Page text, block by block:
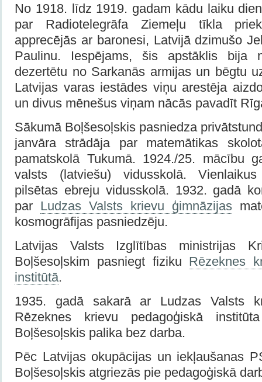
No 1918. līdz 1919. gadam kādu laiku
par Radiotelegrāfa Ziemeļu tīkla
apprecējās ar baronesi, Latvijā dzimušo
Paulinu. Iespējams, šis apstāklis bija
dezertētu no Sarkanās armijas un bēgtu
Latvijas varas iestādes viņu arestēja
un divus mēnešus viņam nācās pavadīt
Sākumā Boļšesoļskis pasniedza
janvāra strādāja par matemātikas
pamatskolā Tukumā. 1924./25. mācību
valsts (latviešu) vidusskolā.
pilsētas ebreju vidusskolā. 1932. gadā
par Ludzas Valsts krievu ģimnāzijas
kosmogrāfijas pasniedzēju.
Latvijas Valsts Izglītības ministrijas
Boļšesoļskim pasniegt fiziku Rēzeknes
institūtā.
1935. gadā sakarā ar Ludzas Valsts
Rēzeknes krievu pedagoģiskā
Boļšesoļskis palika bez darba.
Pēc Latvijas okupācijas un iekļaušanas
Boļšesoļskis atgriezās pie pedagoģiskā